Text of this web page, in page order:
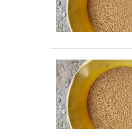
Skup Opolskie
Skup Podkarpackie
Skup Podlaskie
Skup Pomorskie
Skup Warmińsko-
Skup Wielkopolskie
Skup